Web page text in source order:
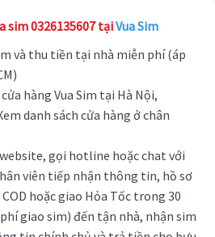
sim 0326135607 tạiVua Sim
và thu tiền tại nhà miễn phí (áp
hàng Vua Sim tại Hà Nội,
danh sách cửa hàng ở chân
gọi hotline hoặc chat với
viên tiếp nhận thông tin, hồ sơ
hoặc giao Hỏa Tốc trong 30
giao sim) đến tận nhà, nhận sim